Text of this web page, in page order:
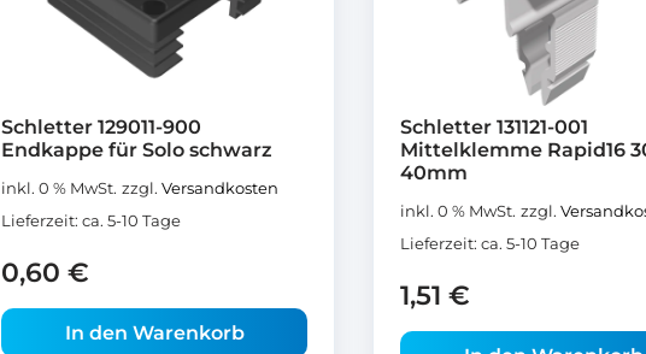
Schletter 129011-900
Endkappe für Solo schwarz
inkl. 0 % MwSt. zzgl. Versandkosten
Lieferzeit: ca. 5-10 Tage
0,60 €
In den Warenkorb
Schletter 131121-001
Mittelklemme Rapid16
40mm
inkl. 0 % MwSt. zzgl.
Lieferzeit: ca. 5-10 Tage
1,51 €